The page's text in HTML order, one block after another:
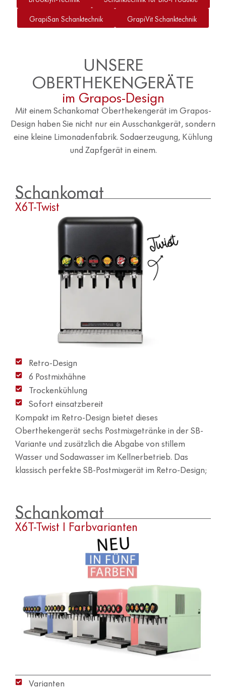
GrapiSan Schanktechnik GrapiVit Schanktechnik
UNSERE
OBERTHEKENGERÄTE
im Grapos-Design
Mit einem Schankomat Oberthekengerät im Grapos-
Design haben Sie nicht nur ein Ausschankgerät, sondern
eine kleine Limonadenfabrik. Sodaerzeugung, Kühlung
und Zapfgerät in einem.
Schankomat
X6T-Twist
Retro-Design
6 Postmixhähne
Trockenkühlung
Sofort einsatzbereit
Kompakt im Retro-Design bietet dieses
Oberthekengerät sechs Postmixgetränke in der SB-
Variante und zusätzlich die Abgabe von stillem
Wasser und Sodawasser im Kellnerbetrieb. Das
klassisch perfekte SB-Postmixgerät im Retro-Design;
Schankomat
X6T-Twist | Farbvarianten
Varianten